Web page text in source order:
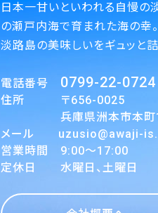
日本一甘いといわれる自慢の
の瀬戸内海で育まれた海の幸。
淡路島の美味しいをギュッと
電話番号 0799-22-0724
住所 〒656-0025
兵庫県洲本市本町1
メール uzusio@awaji-
営業時間 9:00～17:00
定休日 水曜日、土曜日